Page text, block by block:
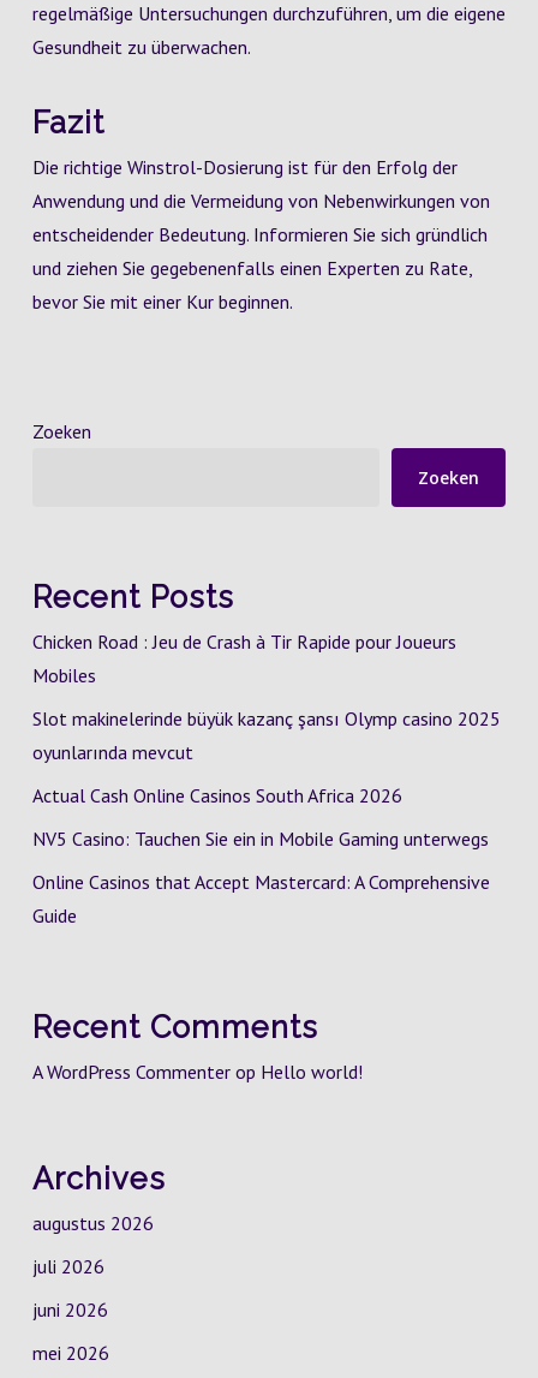
regelmäßige Untersuchungen durchzuführen, um die eigene
Gesundheit zu überwachen.
Fazit
Die richtige Winstrol-Dosierung ist für den Erfolg der
Anwendung und die Vermeidung von Nebenwirkungen von
entscheidender Bedeutung. Informieren Sie sich gründlich
und ziehen Sie gegebenenfalls einen Experten zu Rate,
bevor Sie mit einer Kur beginnen.
Zoeken
Zoeken
Recent Posts
Chicken Road : Jeu de Crash à Tir Rapide pour Joueurs
Mobiles
Slot makinelerinde büyük kazanç şansı Olymp casino 2025
oyunlarında mevcut
Actual Cash Online Casinos South Africa 2026
NV5 Casino: Tauchen Sie ein in Mobile Gaming unterwegs
Online Casinos that Accept Mastercard: A Comprehensive
Guide
Recent Comments
A WordPress Commenterop Hello world!
Archives
augustus 2026
juli 2026
juni 2026
mei 2026